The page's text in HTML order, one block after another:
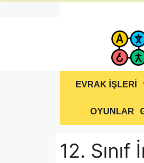
EVRAK İŞLERİ
OYUNLAR
12.